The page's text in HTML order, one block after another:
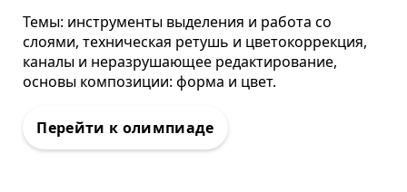
Темы: инструменты выделения и работа со
слоями, техническая ретушь и цветокоррекция,
каналы и неразрушающее редактирование,
основы композиции: форма и цвет.